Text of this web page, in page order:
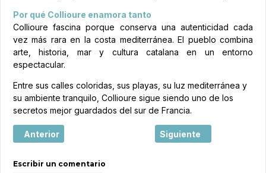
Por qué Collioure enamora tanto
Collioure fascina porque conserva una autenticidad cada
vez más rara en la costa mediterránea. El pueblo combina
arte, historia, mar y cultura catalana en un entorno
espectacular.
Entre sus calles coloridas, sus playas, su luz mediterránea y
su ambiente tranquilo, Collioure sigue siendo uno de los
secretos mejor guardados del sur de Francia.
Artículo anterior: La Réunion, una isla francesa entre
Anterior Artículo siguiente:
Siguiente
Escribir un comentario